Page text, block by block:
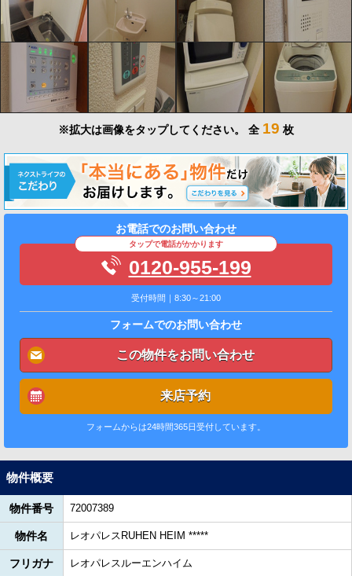
※拡大は画像をタップしてください。 全 19 枚
お電話でのお問い合わせ
タップで電話がかかります
0120-955-199
受付時間｜8:30～21:00
フォームでのお問い合わせ
この物件をお問い合わせ
来店予約
フォームからは24時間365日受付しています。
物件概要
物件番号 72007389
物件名 レオパレスRUHEN HEIM *****
フリガナ レオパレスルーエンハイム